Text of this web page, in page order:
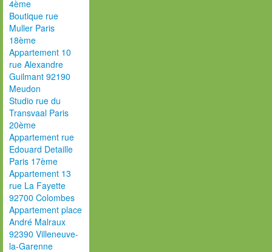
4ème
Boutique rue
Muller Paris
18ème
Appartement 10
rue Alexandre
Guilmant 92190
Meudon
Studio rue du
Transvaal Paris
20ème
Appartement rue
Edouard Detaille
Paris 17ème
Appartement 13
rue La Fayette
92700 Colombes
Appartement place
André Malraux
92390 Villeneuve-
la-Garenne